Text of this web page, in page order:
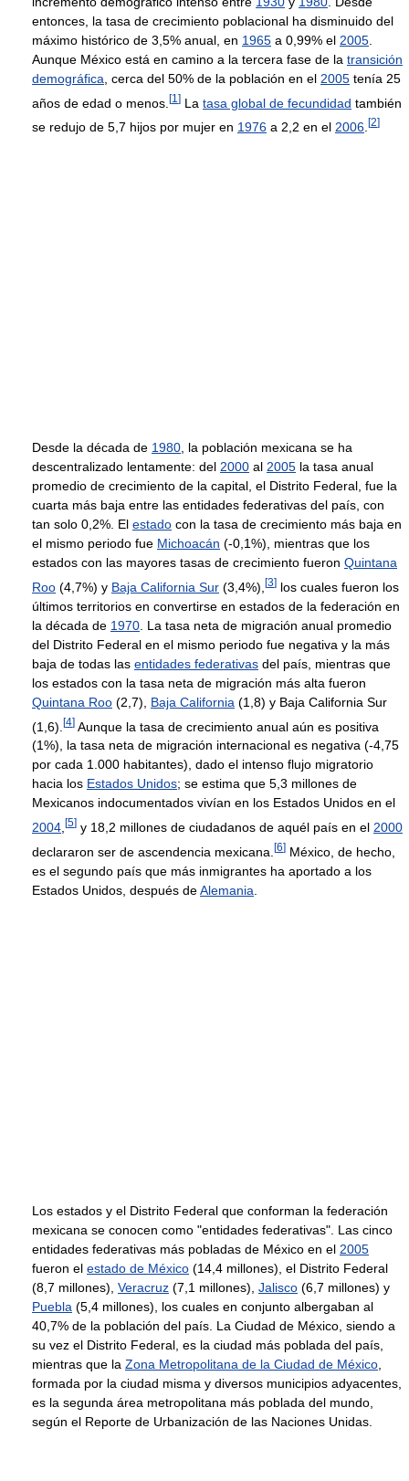
entonces, la tasa de crecimiento poblacional ha disminuido del
máximo histórico de 3,5% anual, en 1965 a 0,99% el 2005
Aunque México está en camino a la tercera fase de la transición
demográfica , cerca del 50% de la población en el 2005 tenía 25
años de edad o menos. [1 ] La tasa global de fecundidad también
se redujo de 5,7 hijos por mujer en 1976 a 2,2 en el 2006 [2]
Desde la década de 1980 , la población mexicana se ha
descentralizado lentamente: del 2000 al 2005 la tasa anual
promedio de crecimiento de la capital, el Distrito Federal, fue la
cuarta más baja entre las entidades federativas del país, con
tan solo 0,2%. El estado con la tasa de crecimiento más baja en
el mismo periodo fue Michoacán (-0,1%), mientras que los
estados con las mayores tasas de crecimiento fueron Quintana
Roo (4,7%) y Baja California Sur (3,4%), [3] los cuales fueron los
últimos territorios en convertirse en estados de la federación en
la década de 1970 . La tasa neta de migración anual promedio
del Distrito Federal en el mismo periodo fue negativa y la más
baja de todas las entidades federativas del país, mientras que
los estados con la tasa neta de migración más alta fueron
Quintana Roo (2,7), Baja California (1,8) y Baja California Sur
(1,6). [4] Aunque la tasa de crecimiento anual aún es positiva
(1%), la tasa neta de migración internacional es negativa (-4,75
por cada 1.000 habitantes), dado el intenso flujo migratorio
hacia los Estados Unidos; se estima que 5,3 millones de
Mexicanos indocumentados vivían en los Estados Unidos en el
2004 [5] y 18,2 millones de ciudadanos de aquél país en el 2000
declararon ser de ascendencia mexicana. [6] México, de hecho,
es el segundo país que más inmigrantes ha aportado a los
Estados Unidos, después deAlemania
Los estados y el Distrito Federal que conforman la federación
mexicana se conocen como "entidades federativas". Las cinco
entidades federativas más pobladas de México en el 2005
fueron el estado de México (14,4 millones), el Distrito Federal
(8,7 millones), Veracruz (7,1 millones), Jalisco (6,7 millones) y
Puebla (5,4 millones), los cuales en conjunto albergaban al
40,7% de la población del país. La Ciudad de México, siendo a
su vez el Distrito Federal, es la ciudad más poblada del país,
mientras que la Zona Metropolitana de la Ciudad de México
formada por la ciudad misma y diversos municipios adyacentes,
es la segunda área metropolitana más poblada del mundo,
según el Reporte de Urbanización de las Naciones Unidas.